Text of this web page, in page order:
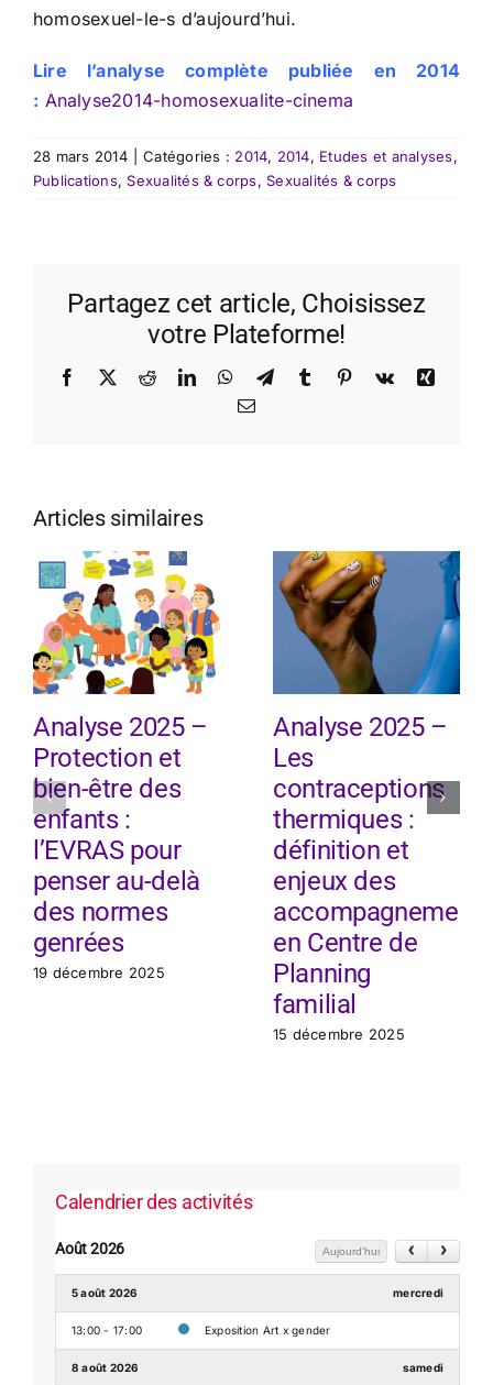
homosexuel-le-s d’aujourd’hui.
Lire l’analyse complète publiée en 2014
: Analyse2014-homosexualite-cinema
28 mars 2014 Catégories : 2014, 2014, Etudes et analyses,
Publications,Sexualités & corps,Sexualités & corps
Partagez cet article, Choisissez
votre Plateforme!
Facebook
X RedditLinkedInWhatsApp
TelegramTumblr Pinterest
Vk
Xing
Email
Articles similaires
Analyse 2025 –
Protection et
bien-être des
enfants :
l’EVRAS pour
penser au-delà
des normes
genrées
19 décembre 2025
Analyse 2025 –
Les
contraceptions
thermiques :
définition et
enjeux des
accompagnements
en Centre de
Planning
familial
15 décembre 2025
Calendrier des activités
Août 2026 Aujourd'hui
5 août 2026 mercredi
13:00 - 17:00 Exposition Art x gender
8 août 2026 samedi